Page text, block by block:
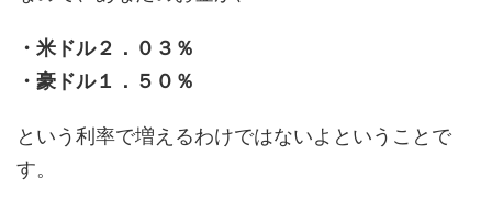
・米ドル２．０３％
・豪ドル１．５０％
という利率で増えるわけではないよということで
す。